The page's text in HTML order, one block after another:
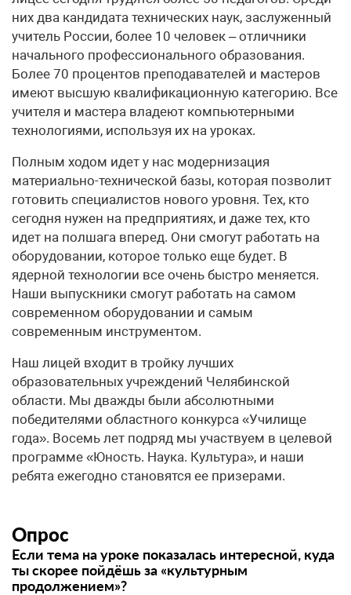
них два кандидата технических наук, заслуженный
учитель России, более 10 человек – отличники
начального профессионального образования.
Более 70 процентов преподавателей и мастеров
имеют высшую квалификационную категорию. Все
учителя и мастера владеют компьютерными
технологиями, используя их на уроках.
Полным ходом идет у нас модернизация
материально-технической базы, которая позволит
готовить специалистов нового уровня. Тех, кто
сегодня нужен на предприятиях, и даже тех, кто
идет на полшага вперед. Они смогут работать на
оборудовании, которое только еще будет. В
ядерной технологии все очень быстро меняется.
Наши выпускники смогут работать на самом
современном оборудовании и самым
современным инструментом.
Наш лицей входит в тройку лучших
образовательных учреждений Челябинской
области. Мы дважды были абсолютными
победителями областного конкурса «Училище
года». Восемь лет подряд мы участвуем в целевой
программе «Юность. Наука. Культура», и наши
ребята ежегодно становятся ее призерами.
Опрос
Если тема на уроке показалась интересной, куда
ты скорее пойдёшь за «культурным
продолжением»?